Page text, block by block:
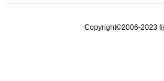
Copyright©2006-2023